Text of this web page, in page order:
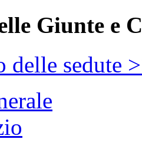
Giunte e
delle sedute